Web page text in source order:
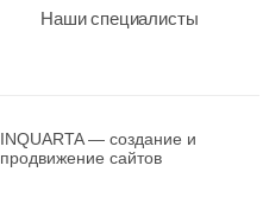
Наши специалисты
INQUARTA — создание и
продвижение сайтов